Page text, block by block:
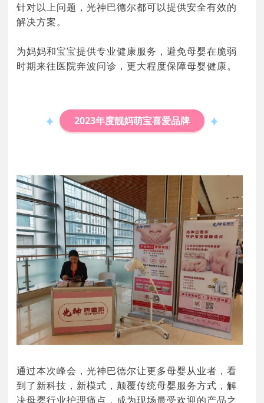
针对以上问题，光神巴德尔都可以提供安全有效的
解决方案。
为妈妈和宝宝提供专业健康服务，避免母婴在脆弱
时期来往医院奔波问诊，更大程度保障母婴健康。
2023年度靓妈萌宝喜爱品牌
通过本次峰会，光神巴德尔让更多母婴从业者，看
到了新科技，新模式，颠覆传统母婴服务方式，解
决母婴行业护理痛点，成为现场最受欢迎的产品之